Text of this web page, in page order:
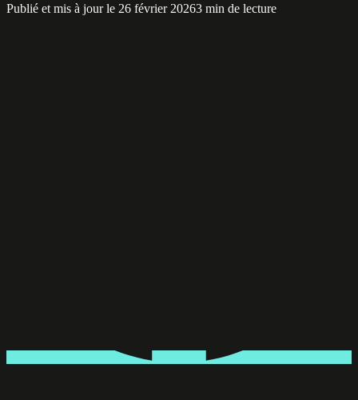
Publié et mis à jour le 26 février 20263 min de lecture